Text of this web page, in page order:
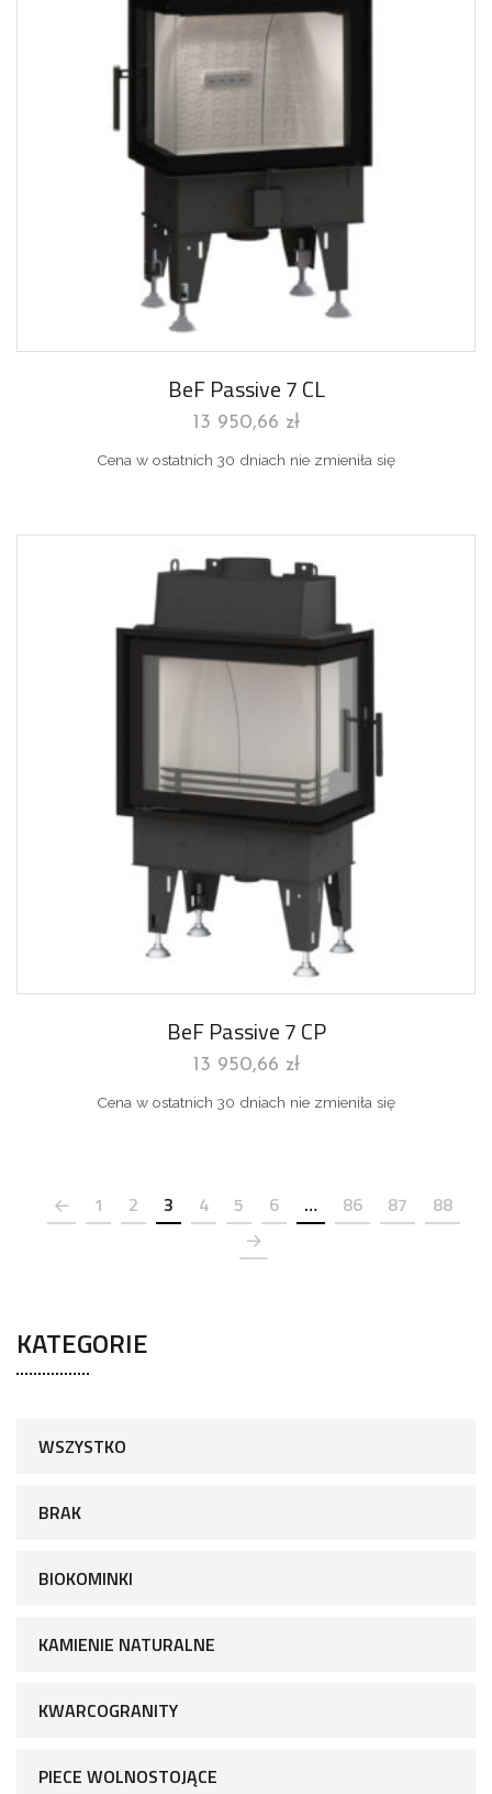
BeF Passive 7 CL
13 950,66 zł
Cena w ostatnich 30 dniach nie zmieniła się
BeF Passive 7 CP
13 950,66 zł
Cena w ostatnich 30 dniach nie zmieniła się
1 2 3 4 5 6 … 86 87 88
KATEGORIE
WSZYSTKO
BRAK
BIOKOMINKI
KAMIENIE NATURALNE
KWARCOGRANITY
PIECE WOLNOSTOJĄCE